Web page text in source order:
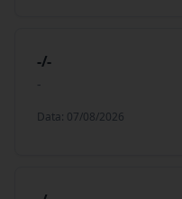
-/-
-
Data: 07/08/2026